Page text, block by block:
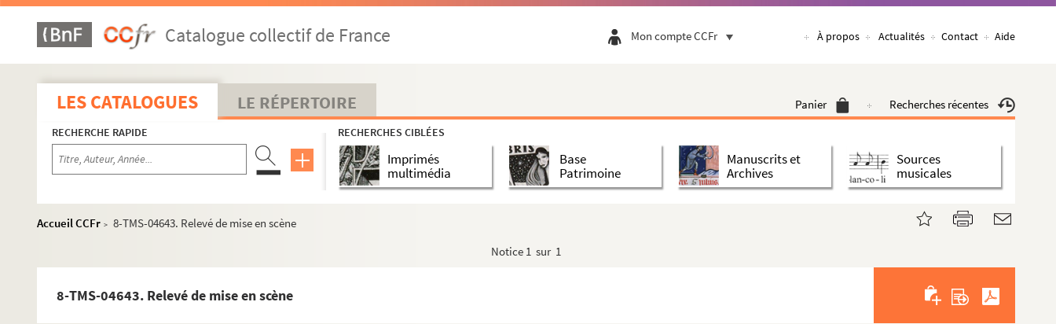
Catalogue collectif de France Mon compte CCFr À propos Actualités Contact Aide
LES CATALOGUES LE RÉPERTOIRE Panier Recherches récentes
RECHERCHE RAPIDE RECHERCHES CIBLÉES
Imprimés
multimédia
Base
Patrimoine
Manuscrits et
Archives
Sources
musicales
Accueil CCFr > 8-TMS-04643. Relevé de mise en scène
Notice 1 sur 1
8-TMS-04643. Relevé de mise en scène